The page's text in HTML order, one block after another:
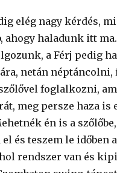
elég nagy kérdés,
haladunk itt
a Férj pedig
netán néptáncolni,
foglalkozni,
meg persze haza is
én is a szőlőbe,
és teszem le időben
rendszer van és